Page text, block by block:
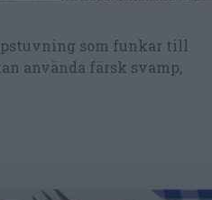
som funkar till
använda färsk svamp,